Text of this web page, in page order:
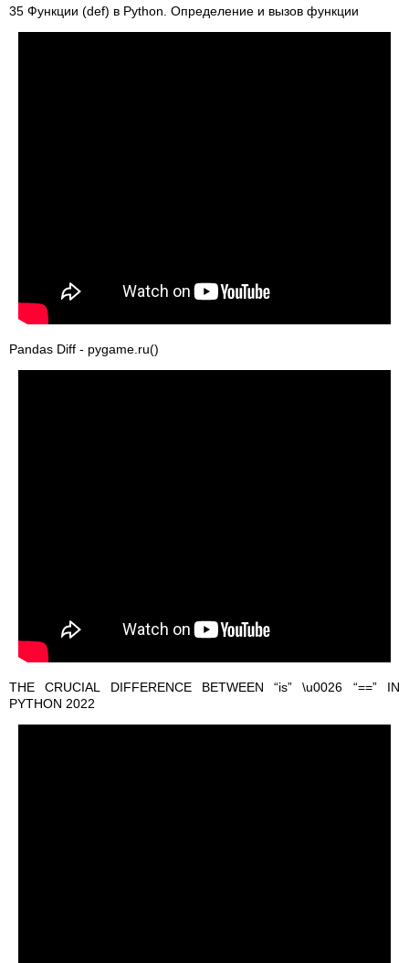
35 Функции (def) в Python. Определение и вызов функции
Pandas Diff - pygame.ru()
THE CRUCIAL DIFFERENCE BETWEEN “is” \u0026 “==” IN
PYTHON 2022